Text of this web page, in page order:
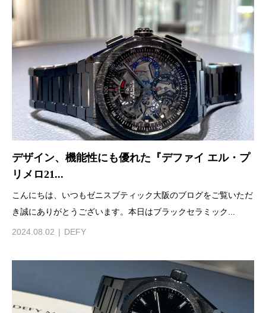
デザイン、機能性にも優れた『デファイ エル・プ
リメロ21...
こんにちは、いつもゼニスブティック大阪のブログをご覧いただ
き誠にありがとうございます。本日はブラックセラミック...
2024.08.02 DEFY